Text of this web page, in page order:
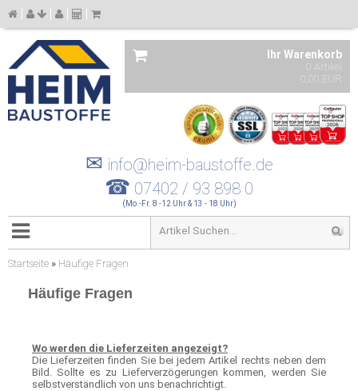
Ihr Warenkorb
0 Artikel
0,00 EUR
✉ info@heim-baustoffe.de
☎ 07402 / 93 898 0
(Mo.-Fr. 8 -12 Uhr & 13 - 18 Uhr)
Startseite » Häufige Fragen
Häufige Fragen
Wo werden die Lieferzeiten angezeigt?
Die Lieferzeiten finden Sie bei jedem Artikel rechts neben dem
Bild. Sollte es zu Lieferverzögerungen kommen, werden Sie
selbstverständlich von uns benachrichtigt.